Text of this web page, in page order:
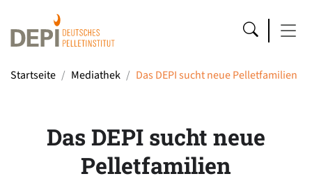
Startseite Mediathek Das DEPI sucht neue Pelletfamilien
Das DEPI sucht neue
Pelletfamilien